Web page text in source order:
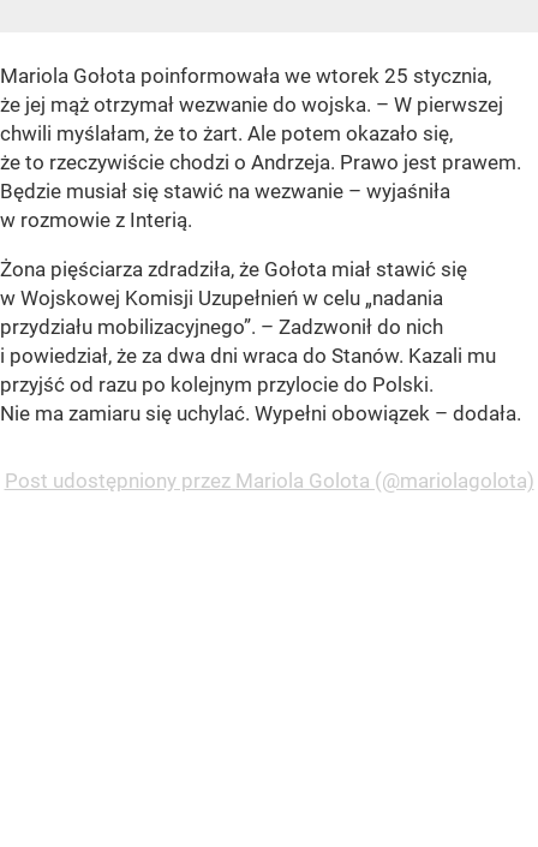
Mariola Gołota poinformowała we wtorek 25 stycznia,
że jej mąż otrzymał wezwanie do wojska. – W pierwszej
chwili myślałam, że to żart. Ale potem okazało się,
że to rzeczywiście chodzi o Andrzeja. Prawo jest prawem.
Będzie musiał się stawić na wezwanie – wyjaśniła
w rozmowie z Interią.
Żona pięściarza zdradziła, że Gołota miał stawić się
w Wojskowej Komisji Uzupełnień w celu „nadania
przydziału mobilizacyjnego”. – Zadzwonił do nich
i powiedział, że za dwa dni wraca do Stanów. Kazali mu
przyjść od razu po kolejnym przylocie do Polski.
Nie ma zamiaru się uchylać. Wypełni obowiązek – dodała.
Post udostępniony przez Mariola Golota (@mariolagolota)